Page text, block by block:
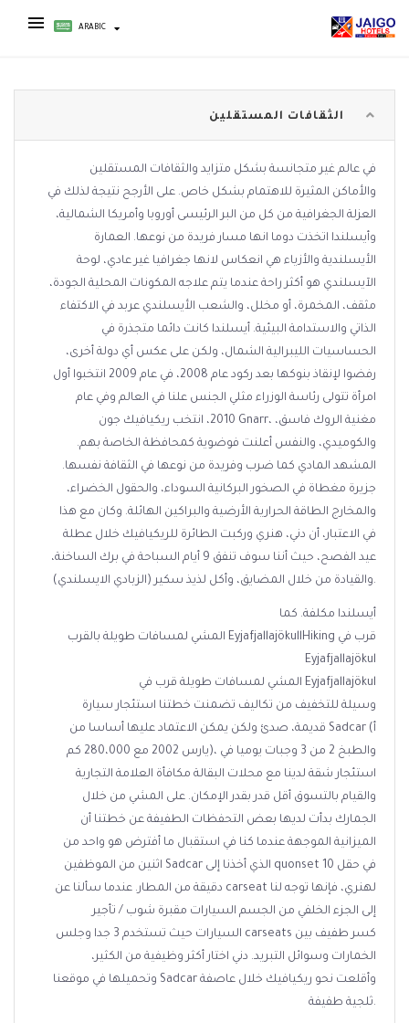
ARABIC
الثقافات المستقلين
في عالم غير متجانسة بشكل متزايد والثقافات المستقلين
والأماكن المثيرة للاهتمام بشكل خاص. على الأرجح نتيجة لذلك في
العزلة الجغرافية من كل من البر الرئيسى أوروبا وأمريكا الشمالية،
وأيسلندا اتخذت دوما انها مسار فريدة من نوعها. العمارة
الأيسلندية والأزياء هي انعكاس لانها جغرافيا غير عادي، لوحة
الآيسلندي هو أكثر راحة عندما يتم علاجه المكونات المحلية الجودة،
مثقف، المخمرة، أو مخلل، والشعب الأيسلندي عربد في الاكتفاء
الذاتي والاستدامة البيئية. أيسلندا كانت دائما متجذرة في
الحساسيات الليبرالية الشمال، ولكن على عكس أي دولة أخرى،
رفضوا لإنقاذ بنوكها بعد ركود عام 2008، في عام 2009 انتخبوا أول
امرأة تتولى رئاسة الوزراء مثلي الجنس علنا ​​في العالم وفي عام
2010، انتخب ريكيافيك جون Gnarr، مغنية الروك فاسق،
والكوميدي، والنفس أعلنت فوضوية كمحافظة الخاصة بهم.
المشهد المادي كما ضرب وفريدة من نوعها في الثقافة نفسها.
جزيرة مغطاة في الصخور البركانية السوداء، والحقول الخضراء،
والمخارج الطاقة الحرارية الأرضية والبراكين الهائلة. وكان مع هذا
في الاعتبار، أن دني، هنري وركبت الطائرة للريكيافيك خلال عطلة
عيد الفصح، حيث أننا سوف تنفق 9 أيام السباحة في برك الساخنة،
والقيادة من خلال المضايق، وأكل لذيذ سكير (الزبادي الايسلندي).
أيسلندا مكلفة. كما
المشي لمسافات طويلة بالقرب EyjafjallajökullHiking قرب في
Eyjafjallajökul
المشي لمسافات طويلة قرب في Eyjafjallajökul
وسيلة للتخفيف من تكاليف تضمنت خطتنا استئجار سيارة
قديمة، صدئ ولكن يمكن الاعتماد عليها أساسا من Sadcar (أ
يارس 2002 مع 280،000 كم)، والطبخ 2 من 3 وجبات يوميا في
استئجار شقة لدينا مع محلات البقالة مكافأة العلامة التجارية
والقيام بالتسوق أقل قدر بقدر الإمكان. على المشي من خلال
الجمارك بدأت لديها بعض التحفظات الطفيفة عن خطتنا أن
الميزانية الموجهة عندما كنا في استقبال ما أفترض هو واحد من
اثنين من الموظفين Sadcar الذي أخذنا إلى quonset في حقل 10
دقيقة من المطار. عندما سألنا عن carseat لهنري، فإنها توجه لنا
إلى الجزء الخلفي من الجسم السيارات مقبرة شوب / تأجير
السيارات حيث تستخدم 3 جدا وجلس carseats كسر طفيف بين
الخمارات وسوائل التبريد. دني اختار أكثر وظيفية من الكثير،
وتحميلها في موقعنا Sadcar وأقلعت نحو ريكيافيك خلال عاصفة
ثلجية طفيفة.